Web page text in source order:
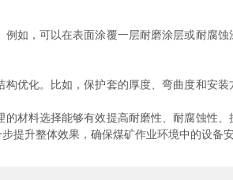
，可以在表面涂覆一层耐磨涂层或耐腐
化。比如，保护套的厚度、弯曲度和安
料选择能够有效提高耐磨性、耐腐蚀性
提升整体效果，确保煤矿作业环境中的设备